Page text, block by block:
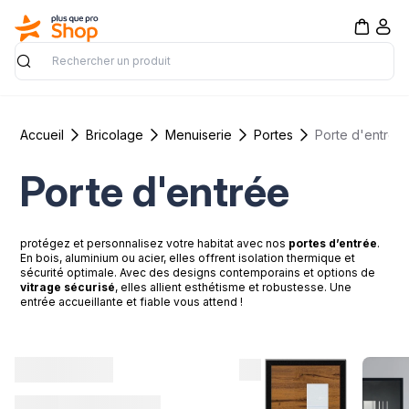
Rechercher
Accueil Bricolage Menuiserie Portes Porte d'entrée
Porte d'entrée
protégez et personnalisez votre habitat avec nos portes d’entrée.
En bois, aluminium ou acier, elles offrent isolation thermique et
sécurité optimale. Avec des designs contemporains et options de
vitrage sécurisé, elles allient esthétisme et robustesse. Une
entrée accueillante et fiable vous attend !